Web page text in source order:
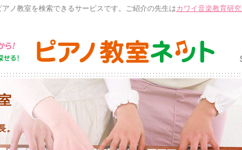
ノ教室を検索できるサービスです。ご紹介の先生はカワイ音楽教育研
。